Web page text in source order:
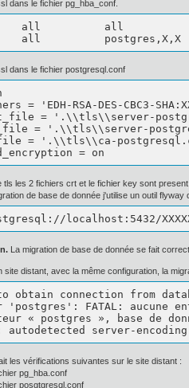
dans le fichier pg_hba_conf.
all          postgres,X,X
dans le fichier postgresql.conf
= 'EDH-RSA-DES-CBC3-
= '.\\tls\\server-postgresql.crt'	# (change
= '.\\tls\\server-postgresql.key'	# (change
'.\\tls\\ca-postgresql.crt'	# (change requires
= on
tls les 2 fichiers crt et le fichier key sont
de base de donnée j'utilise un outil
localhost:5432/
La migration de base de donnée se fait
site distant, avec la même configuration, la
obtain connection from
'postgres': FATAL: aucune
« postgres », base de
autodetected server-
les vérifications suivantes sur le site distant :
pg_hba.conf
posgtgresql.conf